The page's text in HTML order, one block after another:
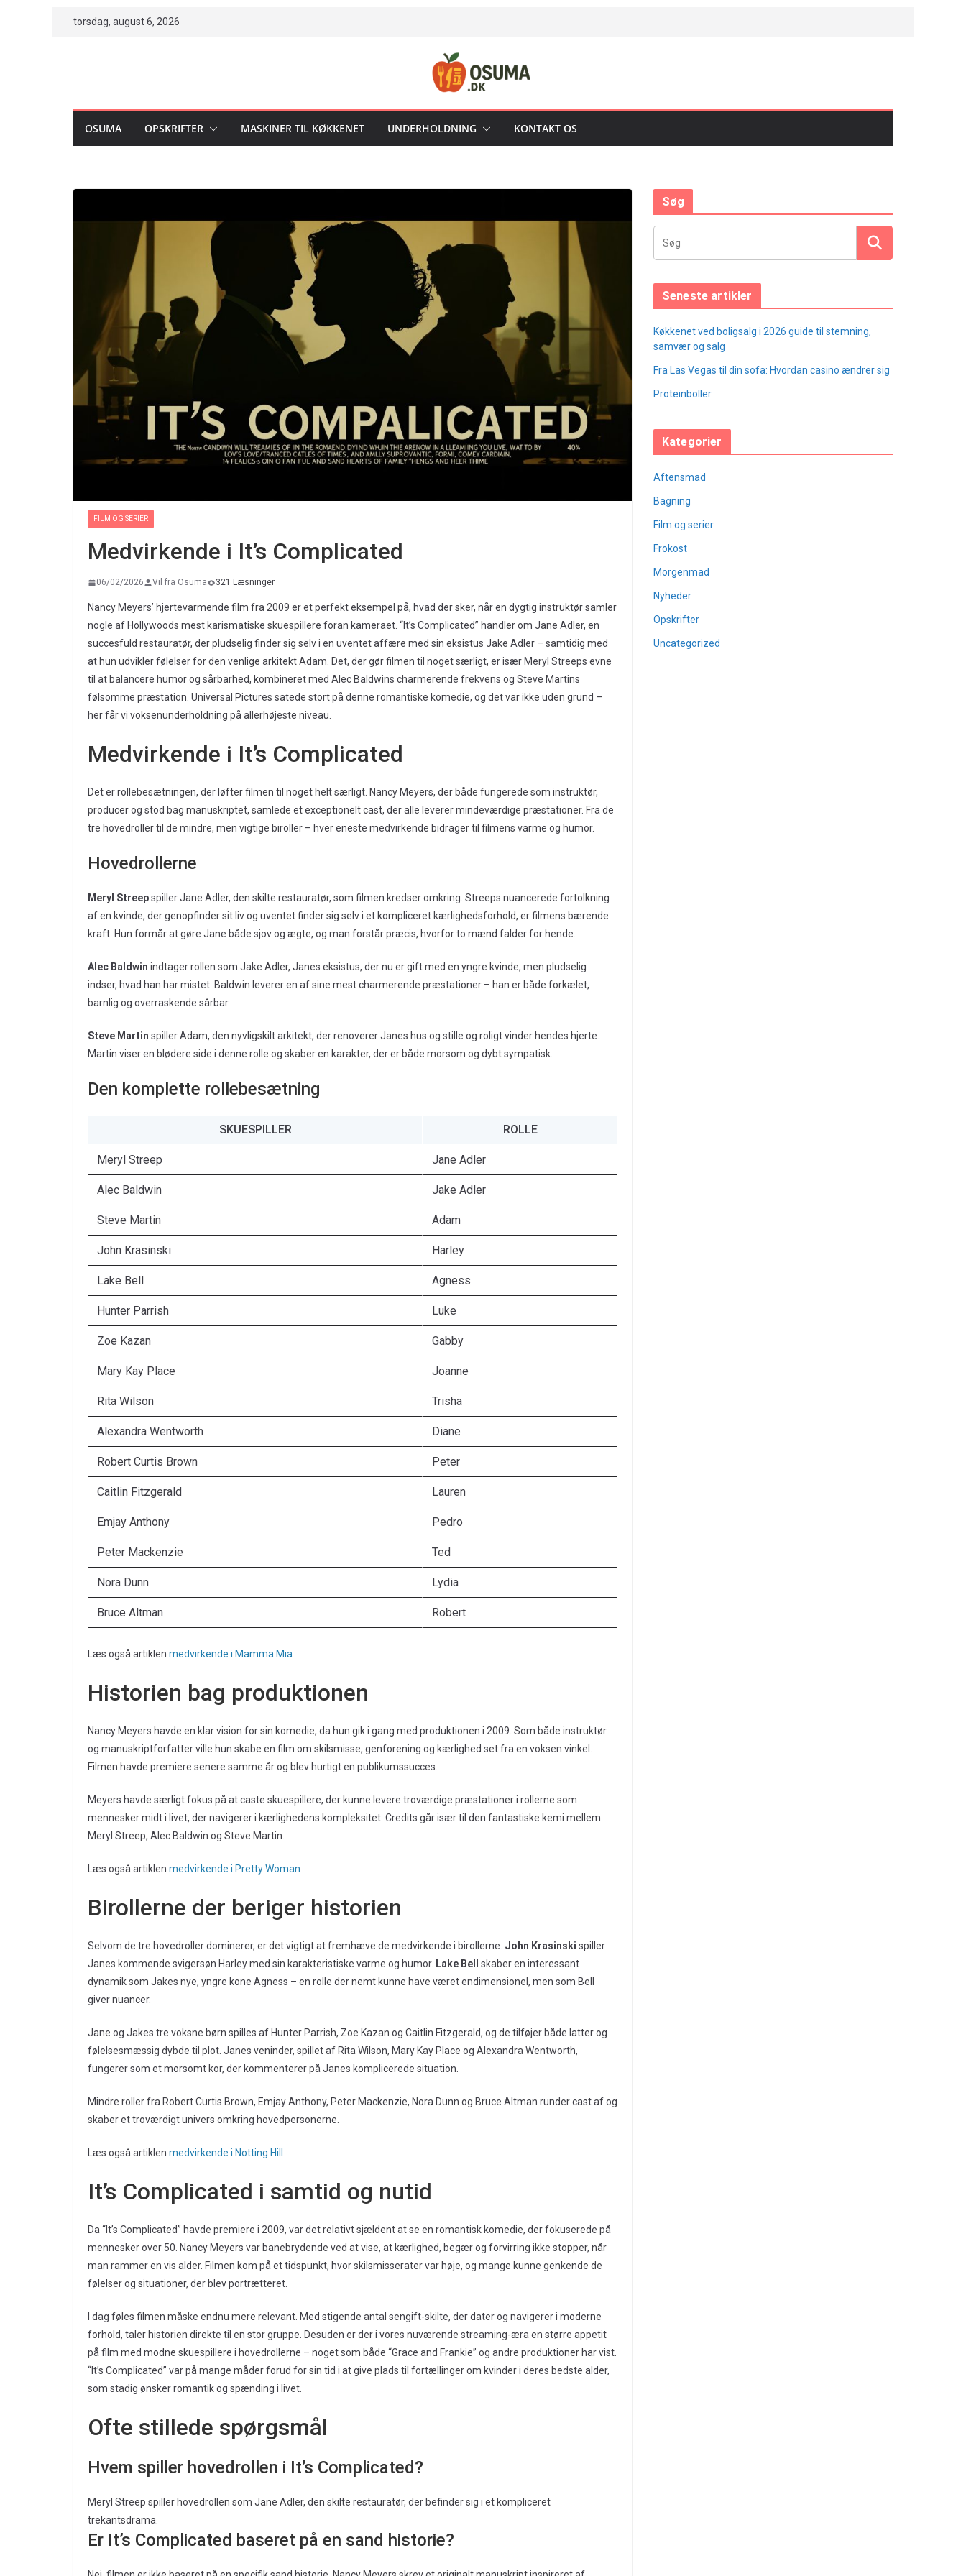
torsdag, august 6, 2026
OSUMA OPSKRIFTER MASKINER TIL KØKKENET UNDERHOLDNING KONTAKT OS
FILM OG SERIER
Medvirkende i It’s Complicated
06/02/2026 Vil fra Osuma 321 Læsninger
Nancy Meyers’ hjertevarmende film fra 2009 er et perfekt eksempel på, hvad der sker, når en dygtig instruktør samler
nogle af Hollywoods mest karismatiske skuespillere foran kameraet. “It’s Complicated” handler om Jane Adler, en
succesfuld restauratør, der pludselig finder sig selv i en uventet affære med sin eksistus Jake Adler – samtidig med
at hun udvikler følelser for den venlige arkitekt Adam. Det, der gør filmen til noget særligt, er især Meryl Streeps evne
til at balancere humor og sårbarhed, kombineret med Alec Baldwins charmerende frekvens og Steve Martins
følsomme præstation. Universal Pictures satede stort på denne romantiske komedie, og det var ikke uden grund –
her får vi voksenunderholdning på allerhøjeste niveau.
Medvirkende i It’s Complicated
Det er rollebesætningen, der løfter filmen til noget helt særligt. Nancy Meyers, der både fungerede som instruktør,
producer og stod bag manuskriptet, samlede et exceptionelt cast, der alle leverer mindeværdige præstationer. Fra de
tre hovedroller til de mindre, men vigtige biroller – hver eneste medvirkende bidrager til filmens varme og humor.
Hovedrollerne
Meryl Streepspiller Jane Adler, den skilte restauratør, som filmen kredser omkring. Streeps nuancerede fortolkning
af en kvinde, der genopfinder sit liv og uventet finder sig selv i et kompliceret kærlighedsforhold, er filmens bærende
kraft. Hun formår at gøre Jane både sjov og ægte, og man forstår præcis, hvorfor to mænd falder for hende.
Alec Baldwin indtager rollen som Jake Adler, Janes eksistus, der nu er gift med en yngre kvinde, men pludselig
indser, hvad han har mistet. Baldwin leverer en af sine mest charmerende præstationer – han er både forkælet,
barnlig og overraskende sårbar.
Steve Martin spiller Adam, den nyvligskilt arkitekt, der renoverer Janes hus og stille og roligt vinder hendes hjerte.
Martin viser en blødere side i denne rolle og skaber en karakter, der er både morsom og dybt sympatisk.
Den komplette rollebesætning
SKUESPILLER ROLLE
Meryl Streep Jane Adler
Alec Baldwin Jake Adler
Steve Martin Adam
John Krasinski Harley
Lake Bell Agness
Hunter Parrish Luke
Zoe Kazan Gabby
Mary Kay Place Joanne
Rita Wilson Trisha
Alexandra Wentworth Diane
Robert Curtis Brown Peter
Caitlin Fitzgerald Lauren
Emjay Anthony Pedro
Peter Mackenzie Ted
Nora Dunn Lydia
Bruce Altman Robert
Læs også artiklen medvirkende i Mamma Mia
Historien bag produktionen
Nancy Meyers havde en klar vision for sin komedie, da hun gik i gang med produktionen i 2009. Som både instruktør
og manuskriptforfatter ville hun skabe en film om skilsmisse, genforening og kærlighed set fra en voksen vinkel.
Filmen havde premiere senere samme år og blev hurtigt en publikumssucces.
Meyers havde særligt fokus på at caste skuespillere, der kunne levere troværdige præstationer i rollerne som
mennesker midt i livet, der navigerer i kærlighedens kompleksitet. Credits går især til den fantastiske kemi mellem
Meryl Streep, Alec Baldwin og Steve Martin.
Læs også artiklen medvirkende i Pretty Woman
Birollerne der beriger historien
Selvom de tre hovedroller dominerer, er det vigtigt at fremhæve de medvirkende i birollerne. John Krasinski spiller
Janes kommende svigersøn Harley med sin karakteristiske varme og humor. Lake Bell
skaber en interessant
dynamik som Jakes nye, yngre kone Agness – en rolle der nemt kunne have været endimensionel, men som Bell
giver nuancer.
Jane og Jakes tre voksne børn spilles af Hunter Parrish, Zoe Kazan og Caitlin Fitzgerald, og de tilføjer både latter og
følelsesmæssig dybde til plot. Janes veninder, spillet af Rita Wilson, Mary Kay Place og Alexandra Wentworth,
fungerer som et morsomt kor, der kommenterer på Janes komplicerede situation.
Mindre roller fra Robert Curtis Brown, Emjay Anthony, Peter Mackenzie, Nora Dunn og Bruce Altman runder cast af og
skaber et troværdigt univers omkring hovedpersonerne.
Læs også artiklen medvirkende i Notting Hill
It’s Complicated i samtid og nutid
Da “It’s Complicated” havde premiere i 2009, var det relativt sjældent at se en romantisk komedie, der fokuserede på
mennesker over 50. Nancy Meyers var banebrydende ved at vise, at kærlighed, begær og forvirring ikke stopper, når
man rammer en vis alder. Filmen kom på et tidspunkt, hvor skilsmisserater var høje, og mange kunne genkende de
følelser og situationer, der blev portrætteret.
I dag føles filmen måske endnu mere relevant. Med stigende antal sengift-skilte, der dater og navigerer i moderne
forhold, taler historien direkte til en stor gruppe. Desuden er der i vores nuværende streaming-æra en større appetit
på film med modne skuespillere i hovedrollerne – noget som både “Grace and Frankie” og andre produktioner har vist.
“It’s Complicated” var på mange måder forud for sin tid i at give plads til fortællinger om kvinder i deres bedste alder,
som stadig ønsker romantik og spænding i livet.
Ofte stillede spørgsmål
Hvem spiller hovedrollen i It’s Complicated?
Meryl Streep spiller hovedrollen som Jane Adler, den skilte restauratør, der befinder sig i et kompliceret
trekantsdrama.
Er It’s Complicated baseret på en sand historie?
Søg
Seneste artikler
Køkkenet ved boligsalg i 2026 guide til stemning,
samvær og salg
Fra Las Vegas til din sofa: Hvordan casino ændrer sig
Proteinboller
Kategorier
Aftensmad
Bagning
Film og serier
Frokost
Morgenmad
Nyheder
Opskrifter
Uncategorized